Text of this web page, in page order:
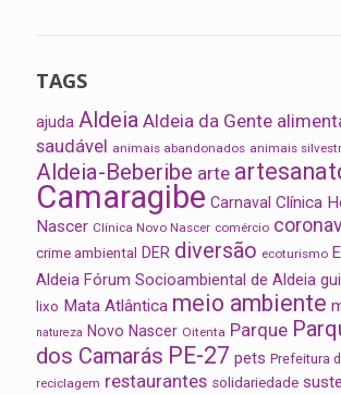
TAGS
ajuda Aldeia Aldeia da Gente
saudável animais abandonados animais
Aldeia-Beberibe arte
Camaragibe Carnaval Clínica
Nascer Clínica Novo Nascer comércio
crime ambiental DER diversão ecoturismo
Aldeia Fórum Socioambiental de Aldeia
lixo Mata Atlântica meio ambiente
natureza Novo Nascer Oitenta Parque
dos Camarás PE-27 pets Prefeitura
reciclagem restaurantes solidariedade